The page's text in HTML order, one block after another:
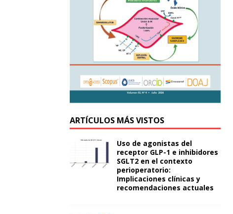
ARTÍCULOS MÁS VISTOS
Uso de agonistas del
receptor GLP-1 e inhibidores
SGLT2 en el contexto
perioperatorio:
Implicaciones clínicas y
recomendaciones actuales